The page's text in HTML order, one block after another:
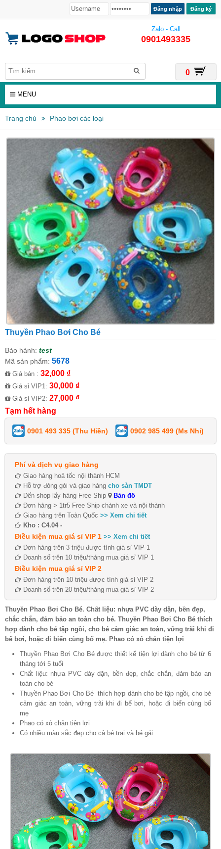
Đăng ký
Zalo - Call
0901493335
0
MENU
Trang chủ Phao bơi các loại
Thuyền Phao Bơi Cho Bé
Bảo hành: test
Mã sản phẩm: 5678
Giá bán : 32,000 ₫
Giá sỉ VIP1: 30,000 ₫
Giá sỉ VIP2: 27,000 ₫
Tạm hết hàng
0901 493 335 (Thu Hiền) 0902 985 499 (Ms Nhi)
Phí và dịch vụ giao hàng
Giao hàng hoả tốc nội thành HCM
Hỗ trợ đóng gói và giao hàng cho sàn TMDT
Đến shop lấy hàng Free Ship
Bản đồ
Đơn hàng > 1tr5 Free Ship chành xe và nội thành
Giao hàng trên Toàn Quốc >> Xem chi tiết
Kho : C4.04 -
Điều kiện mua giá sỉ VIP 1 >> Xem chi tiết
Đơn hàng trên 3 triệu được tính giá sỉ VIP 1
Doanh số trên 10 triệu/tháng mua giá sỉ VIP 1
Điều kiện mua giá sỉ VIP 2
Đơn hàng trên 10 triệu được tính giá sỉ VIP 2
Doanh số trên 20 triệu/tháng mua giá sỉ VIP 2
Thuyền Phao Bơi Cho Bé. Chất liệu: nhựa PVC dày dặn, bền đẹp,
chắc chắn, đảm bảo an toàn cho bé. Thuyền Phao Bơi Cho Bé thích
hợp dành cho bé tập ngồi, cho bé cảm giác an toàn, vững trãi khi đi
bể bơi, hoặc đi biển cùng bố mẹ. Phao có xỏ chân tiện lợi
Thuyền Phao Bơi Cho Bé được thiết kế tiện lợi dành cho bé từ 6
tháng tới 5 tuổi
Chất liệu: nhựa PVC dày dặn, bền đẹp, chắc chắn, đảm bảo an
toàn cho bé
Thuyền Phao Bơi Cho Bé thích hợp dành cho bé tập ngồi, cho bé
cảm giác an toàn, vững trãi khi đi bể bơi, hoặc đi biển cùng bố
mẹ
Phao có xỏ chân tiện lợi
Có nhiều màu sắc đẹp cho cả bé trai và bé gái